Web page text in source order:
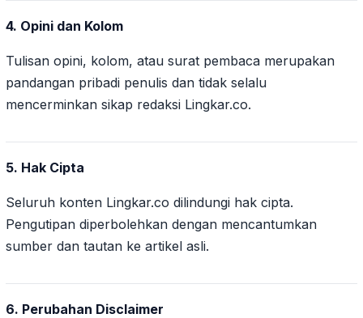
4. Opini dan Kolom
Tulisan opini, kolom, atau surat pembaca merupakan
pandangan pribadi penulis dan tidak selalu
mencerminkan sikap redaksi Lingkar.co.
5. Hak Cipta
Seluruh konten Lingkar.co dilindungi hak cipta.
Pengutipan diperbolehkan dengan mencantumkan
sumber dan tautan ke artikel asli.
6. Perubahan Disclaimer